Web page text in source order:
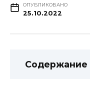
ОПУБЛИКОВАНО
25.10.2022
Содержание